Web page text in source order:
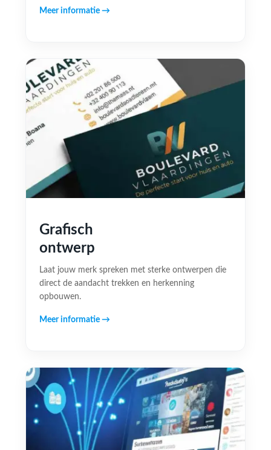
Meer informatie →
Grafisch
ontwerp
Laat jouw merk spreken met sterke ontwerpen die
direct de aandacht trekken en herkenning
opbouwen.
Meer informatie →